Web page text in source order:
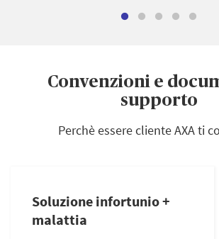
Convenzioni e
supporto
Perchè essere cliente AXA ti
Soluzione infortunio +
malattia